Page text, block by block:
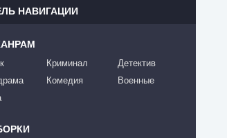
НАВИГАЦИИ
Криминал
Комедия
Детектив
Военные